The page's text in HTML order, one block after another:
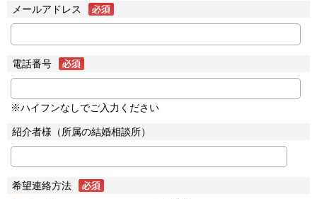
メールアドレス
電話番号
※ハイフンなしでご入力ください
紹介者様（所属の結婚相談所）
希望連絡方法